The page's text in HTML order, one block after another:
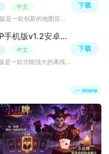
中文
哈比3D全景地图app最新版是一款创新的地图应用，它以3D全景技术为核心，为用户提供沉浸式的地图浏览体验，欢
下载
地图线路图手册APP手机版v1.2安卓最新版
中文
地图线路图手册APP手机版是一款功能强大的离线地图信息软件，提供全国各个地区的公交和地铁路线图。该软件支
下载
··· more